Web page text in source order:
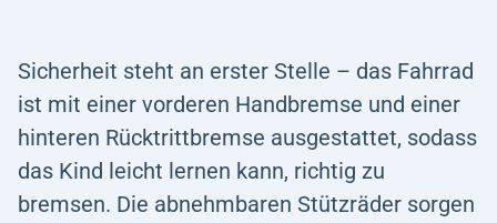
Sicherheit steht an erster Stelle – das Fahrrad
ist mit einer vorderen Handbremse und einer
hinteren Rücktrittbremse ausgestattet, sodass
das Kind leicht lernen kann, richtig zu
bremsen. Die abnehmbaren Stützräder sorgen